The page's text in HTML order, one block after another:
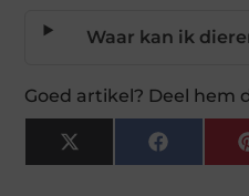
Waar kan ik
Goed artikel? Deel hem
X
(Twitter)